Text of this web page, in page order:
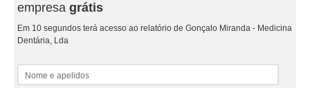
empresa grátis
Em 10 segundos terá acesso ao relatório de Gonçalo Miranda - Medicina
Dentária, Lda